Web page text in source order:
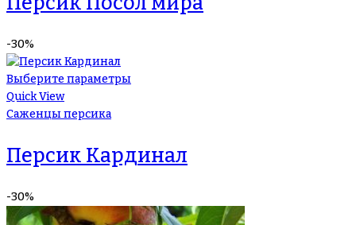
-30%
Выберите параметры
Quick View
Саженцы персика
Персик Кардинал
-30%